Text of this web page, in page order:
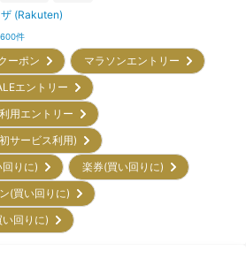
(Rakuten)
件
ーポン
マラソンエントリー
エントリー
用エントリー
サービス利用)
回りに)
楽券(買い回りに)
(買い回りに)
い回りに)